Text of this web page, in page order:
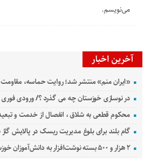
می‌نویسم.
آخرین اخبار
«ایران منم» منتشر شد؛ روایت حماسه،
در نوسازی خوزستان چه می گذرد ؟/ ورودی فوری
محکوم قطعی به شلاق ، انفصال از خدمت و تبعید
گام بلند برای بلوغ مدیریت ریسک در پالایش
۲ هزار و ۵۰۰ بسته نوشت‌افزار به دانش‌آموزان خوزستان رسید